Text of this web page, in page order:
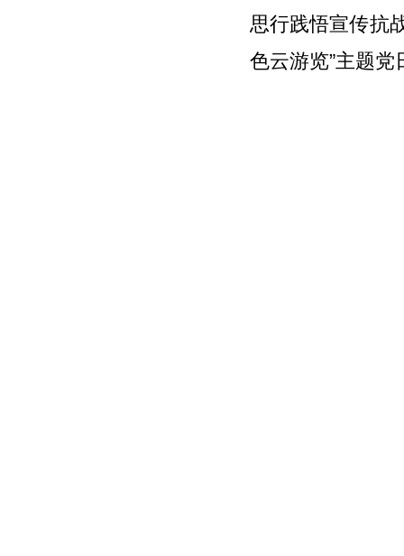
思行践悟宣传抗
色云游览”主题